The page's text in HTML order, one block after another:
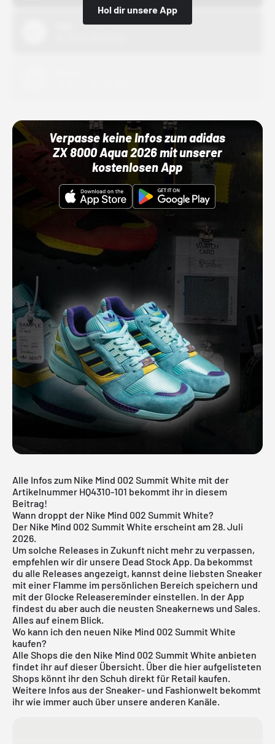
Hol dir unsere App
Verpasse keine Infos zum adidas
ZX 8000 Aqua 2026 mit unserer
kostenlosen App
Alle Infos zum Nike Mind 002 Summit White mit der
Artikelnummer HQ4310-101 bekommt ihr in diesem
Beitrag!
Wann droppt der Nike Mind 002 Summit White?
Der Nike Mind 002 Summit White erscheint am 28. Juli
2026.
Um solche Releases in Zukunft nicht mehr zu verpassen,
empfehlen wir dir unsere Dead Stock App. Da bekommst
du alle Releases angezeigt, kannst deine liebsten Sneaker
mit einer Flamme im persönlichen Bereich speichern und
mit der Glocke Releasereminder einstellen. In der App
findest du aber auch die neusten Sneakernews und Sales.
Alles auf einem Blick.
Wo kann ich den neuen Nike Mind 002 Summit White
kaufen?
Alle Shops die den Nike Mind 002 Summit White anbieten
findet ihr auf dieser Übersicht. Über die hier aufgelisteten
Shops könnt ihr den Schuh direkt für Retail kaufen.
Weitere Infos aus derSneaker- und Fashionwelt bekommt
ihr wie immer auch über unsere anderen Kanäle.